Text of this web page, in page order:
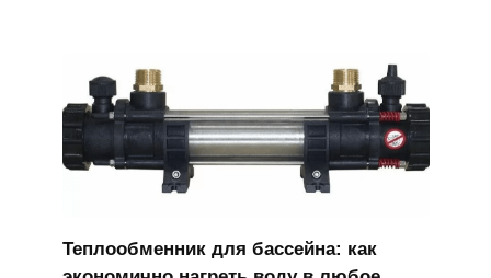
Теплообменник для бассейна: как